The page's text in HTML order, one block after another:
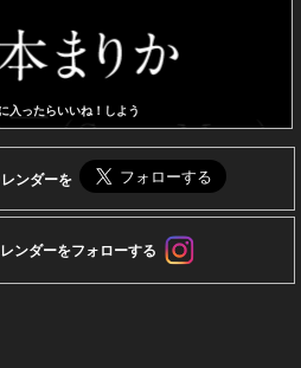
入ったらいいね！しよう
ンダーを
ンダーをフォローする